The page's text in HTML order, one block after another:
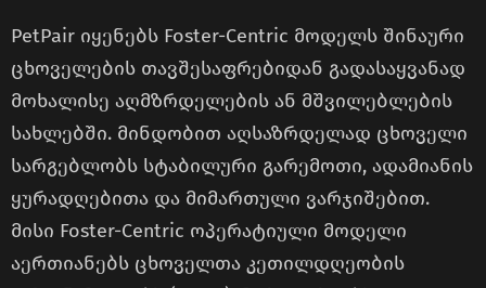
PetPair იყენებს Foster-Centric მოდელს შინაური
ცხოველების თავშესაფრებიდან გადასაყვანად
მოხალისე აღმზრდელების ან მშვილებლების
სახლებში. მინდობით აღსაზრდელად ცხოველი
სარგებლობს სტაბილური გარემოთი, ადამიანის
ყურადღებითა და მიმართული ვარჯიშებით.
მისი Foster-Centric ოპერატიული მოდელი
აერთიანებს ცხოველთა კეთილდღეობის